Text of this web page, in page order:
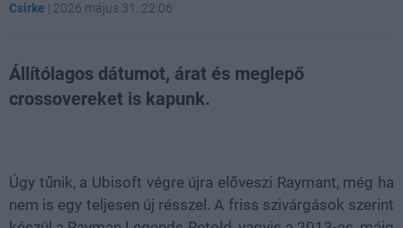
Csirke | 2026 május 31. 22:06
Állítólagos dátumot, árat és meglepő
crossovereket is kapunk.
Úgy tűnik, a Ubisoft végre újra előveszi Raymant, még ha
nem is egy teljesen új résszel. A friss szivárgások szerint